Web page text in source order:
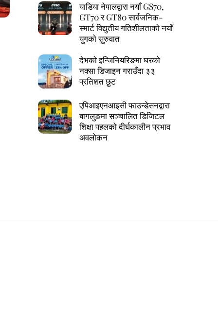
याडिया नेपालद्वारा नयाँ GS70,
GT70 र GT80 सार्वजनिक-
स्मार्ट विद्युतीय गतिशीलताको नयाँ
युगको सुरुवात
देभको इन्जिनियरिङमा घरको
नक्सा डिजाइन गराउँदा ३३
प्रतिशत छुट
एपिआइएनआइसी फाउन्डेसनद्वारा
बागलुङमा सञ्चालित डिजिटल
शिक्षा पहलको दीर्घकालीन प्रभाव
अवलोकन